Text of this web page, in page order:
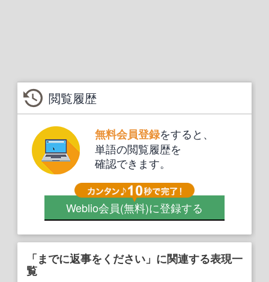
閲覧履歴
無料会員登録をすると、
単語の閲覧履歴を
確認できます。
Weblio会員(無料)に登録する
「までに返事をください」に関連する表現一
覧